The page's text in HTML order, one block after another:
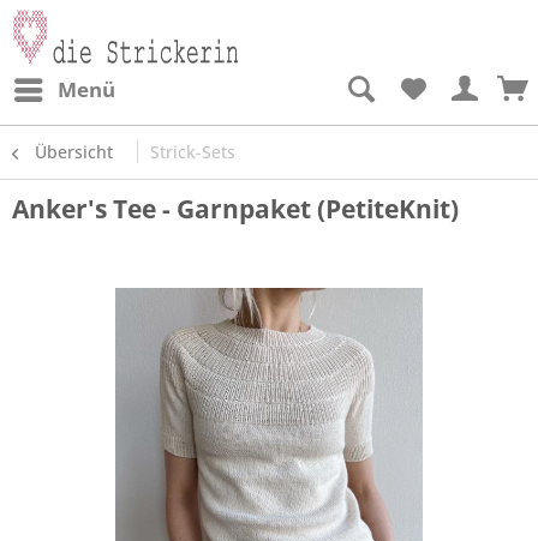
Menü
Übersicht Strick-Sets
Anker's Tee - Garnpaket (PetiteKnit)